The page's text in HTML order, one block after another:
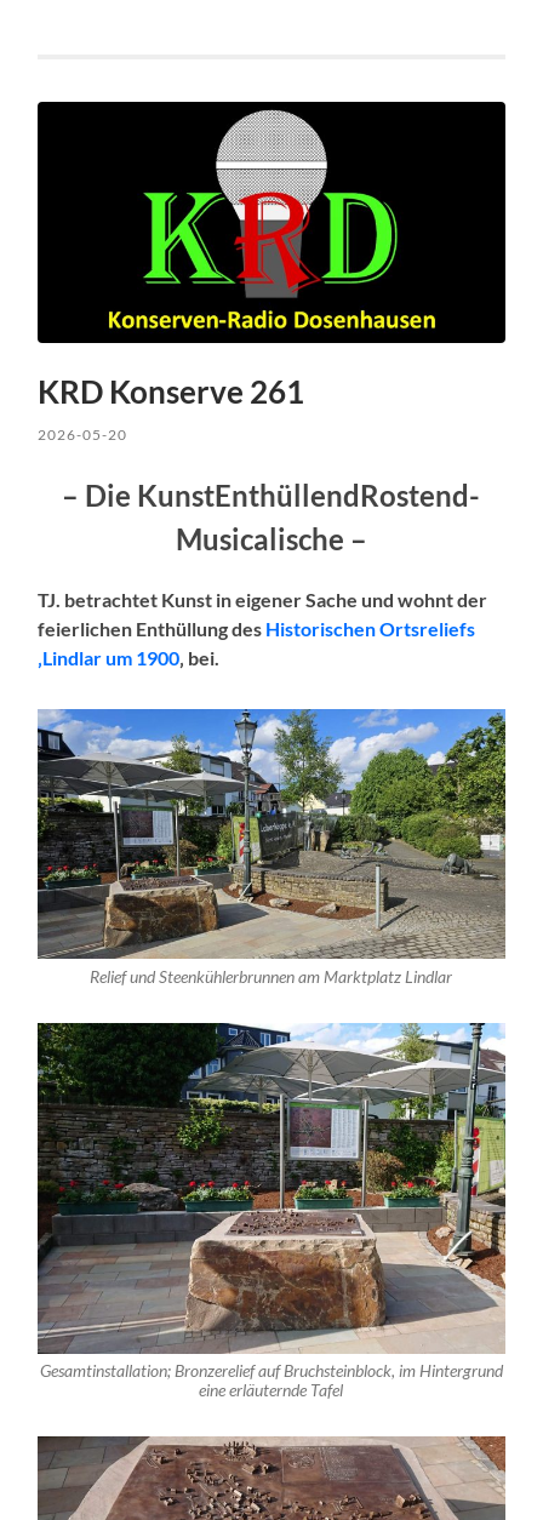
KRD Konserve 261
2026-05-20
– Die KunstEnthüllendRostend-
Musicalische –
TJ. betrachtet Kunst in eigener Sache und wohnt der
feierlichen Enthüllung des Historischen Ortsreliefs
‚Lindlar um 1900‚ bei.
Relief und Steenkühlerbrunnen am Marktplatz Lindlar
Gesamtinstallation; Bronzerelief auf Bruchsteinblock, im Hintergrund
eine erläuternde Tafel